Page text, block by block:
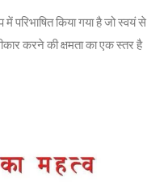
परिभाषित किया गया है जो स्वयं से
करने की क्षमता का एक स्तर है